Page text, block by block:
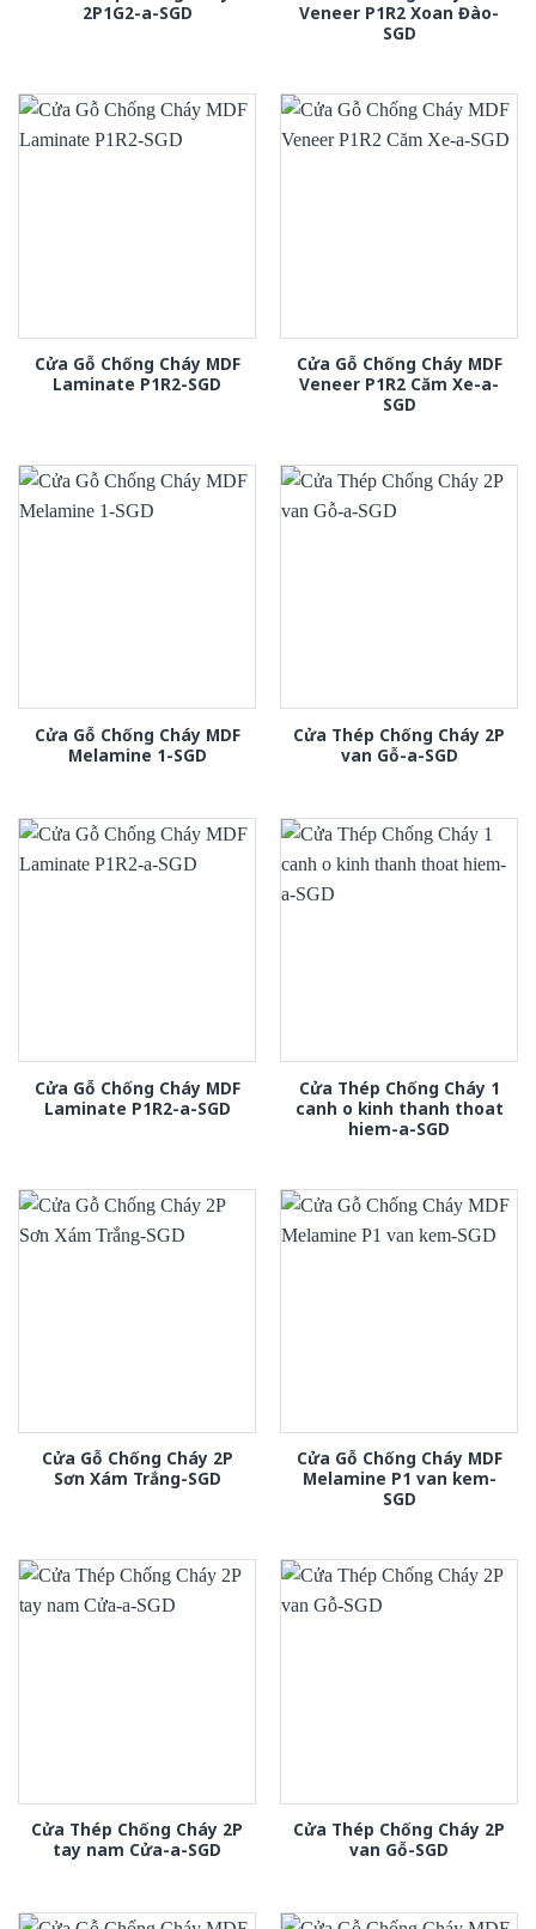
2P1G2-a-SGD
Veneer P1R2 Xoan Đào-
SGD
Cửa Gỗ Chống Cháy MDF
Laminate P1R2-SGD
Cửa Gỗ Chống Cháy MDF
Veneer P1R2 Căm Xe-a-
SGD
Cửa Gỗ Chống Cháy MDF
Melamine 1-SGD
Cửa Thép Chống Cháy 2P
van Gỗ-a-SGD
Cửa Gỗ Chống Cháy MDF
Laminate P1R2-a-SGD
Cửa Thép Chống Cháy 1
canh o kinh thanh thoat
hiem-a-SGD
Cửa Gỗ Chống Cháy 2P
Sơn Xám Trắng-SGD
Cửa Gỗ Chống Cháy MDF
Melamine P1 van kem-
SGD
Cửa Thép Chống Cháy 2P
tay nam Cửa-a-SGD
Cửa Thép Chống Cháy 2P
van Gỗ-SGD